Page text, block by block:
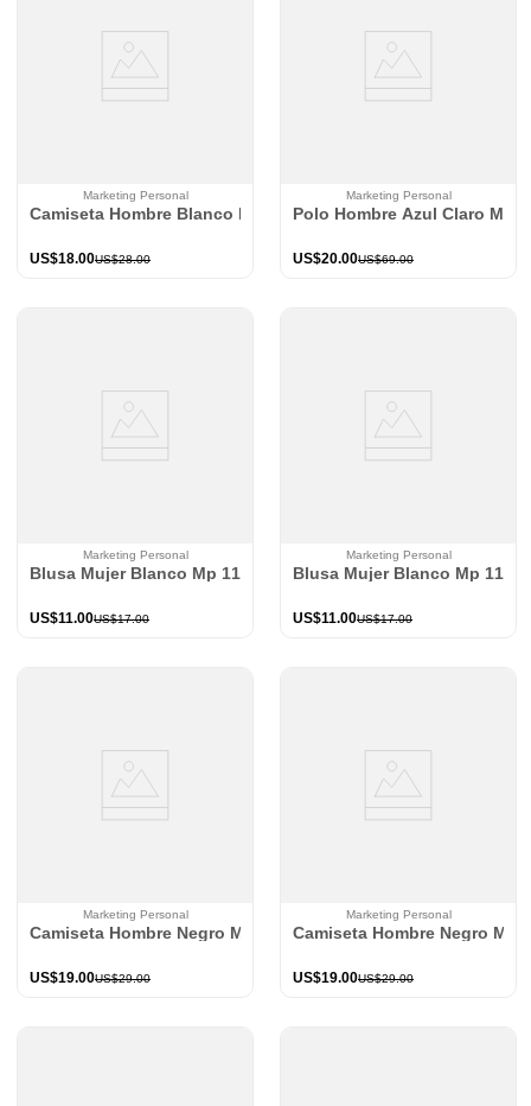
Marketing Personal
Camiseta Hombre Blanco Mp 115021
US$28.00
US$18.00
Marketing Personal
Polo Hombre Azul Claro Mp
US$69.00
US$20.00
Marketing Personal
Blusa Mujer Blanco Mp 115194
US$17.00
US$11.00
Marketing Personal
Blusa Mujer Blanco Mp
US$17.00
US$11.00
Marketing Personal
Camiseta Hombre Negro Mp 114982
US$29.00
US$19.00
Marketing Personal
Camiseta Hombre Negro Mp
US$29.00
US$19.00